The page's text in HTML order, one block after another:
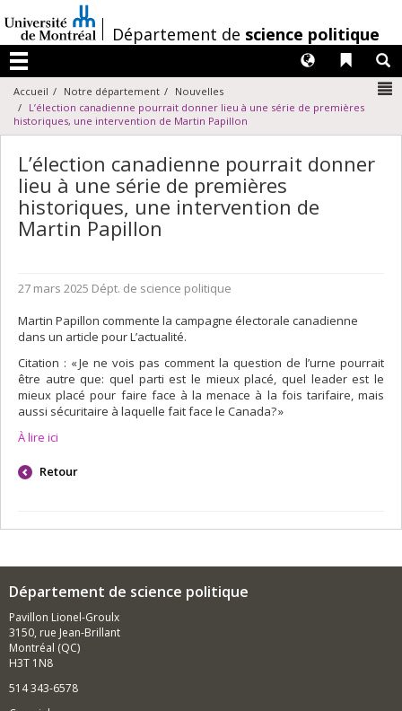
au
contenu
/Département de science politique
Menu
Liens
Langues
Accueil Notre département
Nouvelles
L’élection canadienne pourrait donner lieu à une série de premières
historiques, une intervention de Martin Papillon
L’élection canadienne pourrait donner
lieu à une série de premières
historiques, une intervention de
Martin Papillon
27 mars 2025 Dépt. de science politique
Martin Papillon commente la campagne électorale canadienne
dans un article pour L’actualité.
Citation : « Je ne vois pas comment la question de l’urne pourrait
être autre que: quel parti est le mieux placé, quel leader est le
mieux placé pour faire face à la menace à la fois tarifaire, mais
aussi sécuritaire à laquelle fait face le Canada? »
À lire ici
Retour
Département de science politique
Pavillon Lionel-Groulx
3150, rue Jean-Brillant
Montréal (QC)
H3T 1N8
514 343-6578